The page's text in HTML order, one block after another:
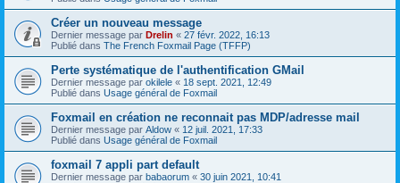
Créer un nouveau message
Dernier message par Drelin « 27 févr. 2022, 16:13
Publié dans The French Foxmail Page (TFFP)
Perte systématique de l'authentification GMail
Dernier message par okilele « 18 sept. 2021, 12:49
Publié dans Usage général de Foxmail
Foxmail en création ne reconnait pas MDP/adresse mail
Dernier message par Aldow « 12 juil. 2021, 17:33
Publié dans Usage général de Foxmail
foxmail 7 appli part default
Dernier message par babaorum « 30 juin 2021, 10:41